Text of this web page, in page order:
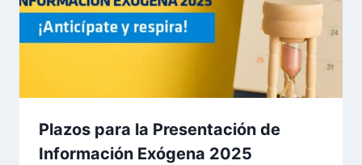
Plazos para la Presentación de
Información Exógena 2025